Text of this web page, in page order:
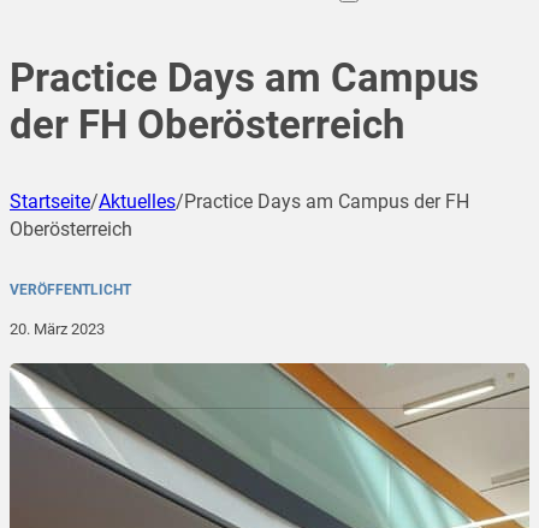
Practice Days am Campus
der FH Oberösterreich
Startseite/Aktuelles/Practice Days am Campus der FH
Oberösterreich
VERÖFFENTLICHT
20. März 2023